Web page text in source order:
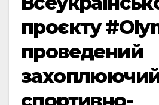
проєкту
проведений